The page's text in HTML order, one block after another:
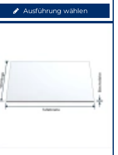
Ausführung wählen